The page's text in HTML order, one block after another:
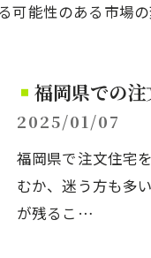
能性のある市場の
福岡県での
2025/01/07
福岡県で注文住宅
むか、迷う方も多
が残るこ…